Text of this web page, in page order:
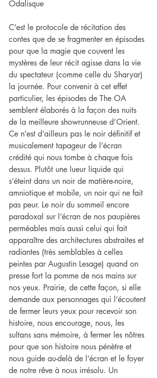
Odalisque
C’est le protocole de récitation des
contes que de se fragmenter en épisodes
pour que la magie que couvent les
mystères de leur récit agisse dans la vie
du spectateur (comme celle du Sharyar)
la journée. Pour convenir à cet effet
particulier, les épisodes de The OA
semblent élaborés à la façon des nuits
de la meilleure showrunneuse d’Orient.
Ce n’est d’ailleurs pas le noir définitif et
musicalement tapageur de l’écran
crédité qui nous tombe à chaque fois
dessus. Plutôt une lueur liquide qui
s’éteint dans un noir de matière-noire,
amniotique et mobile, un noir qui ne fait
pas peur. Le noir du sommeil encore
paradoxal sur l’écran de nos paupières
perméables mais aussi celui qui fait
apparaître des architectures abstraites et
radiantes (très semblables à celles
peintes par Augustin Lesage) quand on
presse fort la pomme de nos mains sur
nos yeux. Prairie, de cette façon, si elle
demande aux personnages qui l’écoutent
de fermer leurs yeux pour recevoir son
histoire, nous encourage, nous, les
sultans sans mémoire, à fermer les nôtres
pour que son histoire nous pénètre et
nous guide au-delà de l’écran et le foyer
de notre rêve à nous irrésolu. Un